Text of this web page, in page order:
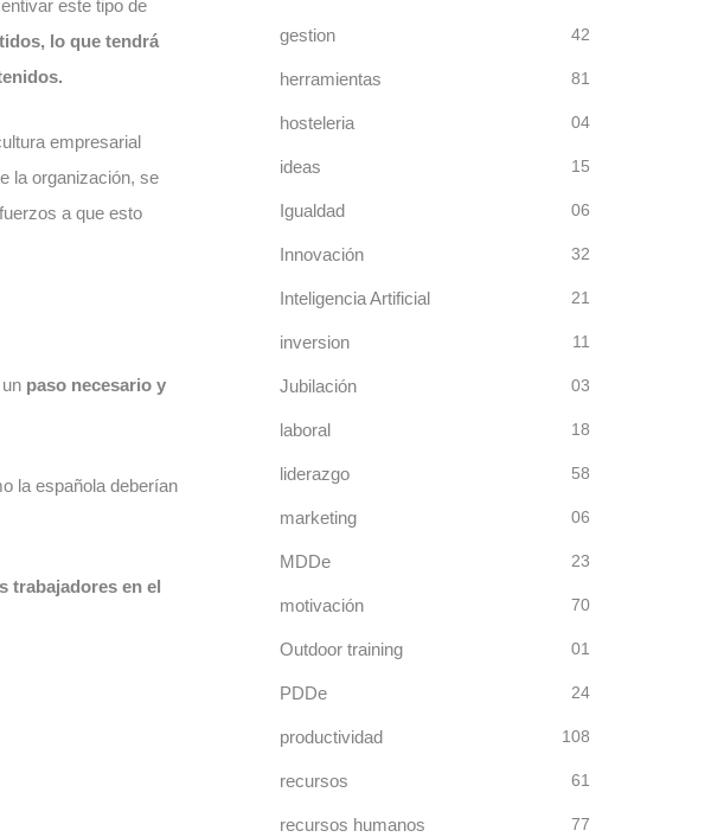
este tipo de
lo que tendrá
empresarial
la organización, se
a que esto
paso necesario y
la española deberían
trabajadores en el
gestion 42
herramientas 81
hosteleria 04
ideas 15
Igualdad 06
Innovación 32
Inteligencia Artificial 21
inversion 11
Jubilación 03
laboral 18
liderazgo 58
marketing 06
MDDe 23
motivación 70
Outdoor training 01
PDDe 24
productividad 108
recursos 61
recursos humanos 77